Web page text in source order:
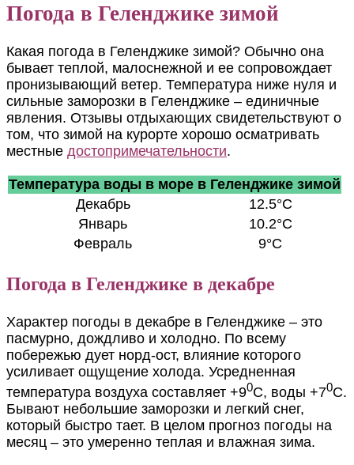
Погода в Геленджике зимой
Какая погода в Геленджике зимой? Обычно она
бывает теплой, малоснежной и ее сопровождает
пронизывающий ветер. Температура ниже нуля и
сильные заморозки в Геленджике – единичные
явления. Отзывы отдыхающих свидетельствуют о
том, что зимой на курорте хорошо осматривать
местные достопримечательности.
Температура воды в море в Геленджике зимой
Декабрь
12.5°C
Январь
10.2°C
Февраль
9°C
Погода в Геленджике в декабре
Характер погоды в декабре в Геленджике – это
пасмурно, дождливо и холодно. По всему
побережью дует норд-ост, влияние которого
усиливает ощущение холода. Усредненная
температура воздуха составляет +90С, воды +70С.
Бывают небольшие заморозки и легкий снег,
который быстро тает. В целом прогноз погоды на
месяц – это умеренно теплая и влажная зима.